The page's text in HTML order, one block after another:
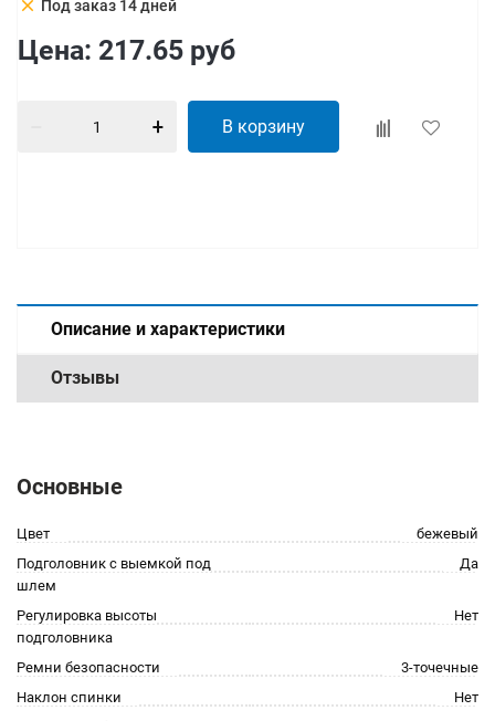
clear Под заказ 14 дней
Цена: 217.65 руб
В корзину
Описание и характеристики
Отзывы
Основные
Цвет
бежевый
Подголовник с выемкой под
шлем
Да
Регулировка высоты
подголовника
Нет
Ремни безопасности
3-точечные
Наклон спинки
Нет